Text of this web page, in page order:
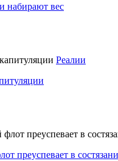
набирают вес
Реалии
преуспевает в